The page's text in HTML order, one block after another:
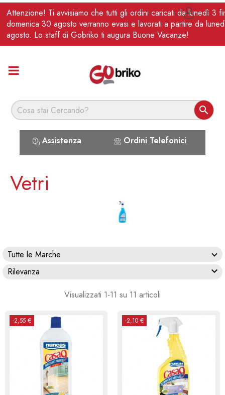
Attenzione! Ti avvisiamo che tutti gli ordini caricati da lunedì 3
domenica 30 agosto verranno evasi e lavorati a partire da
agosto. Lo staff di Gobriko ti augura Buone Vacanze!

Assistenza Ordini Telefonici
IT 
Vetri
Tutte le Marche
Rilevanza

Visualizzati 1-11 su 11 articoli
-2,55 € -2,10 €